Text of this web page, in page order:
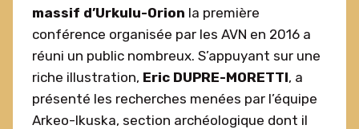
massif d’Urkulu-Orion la première
conférence organisée par les AVN en 2016 a
réuni un public nombreux. S’appuyant sur une
riche illustration, Eric DUPRE-MORETTI, a
présenté les recherches menées par l’équipe
Arkeo-Ikuska, section archéologique dont il